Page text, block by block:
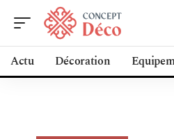
Actu Décoration